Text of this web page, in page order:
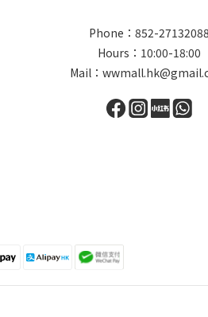
Phone：852-27132088
Hours：10:00-18:00
Mail：